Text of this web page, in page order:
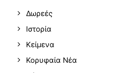
Δωρεές
Ιστορία
Κείμενα
Κορυφαία Νέα